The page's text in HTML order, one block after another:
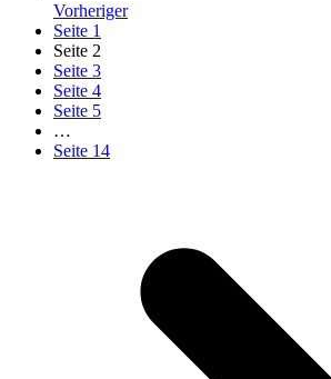
Vorheriger
Seite 1
Seite 2
Seite 3
Seite 4
Seite 5
…
Seite 14